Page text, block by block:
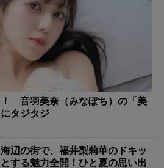
音羽美奈（みなぽち）の「美
タジタジ
海辺の街で、福井梨莉華のドキッ
とする魅力全開！ひと夏の思い出